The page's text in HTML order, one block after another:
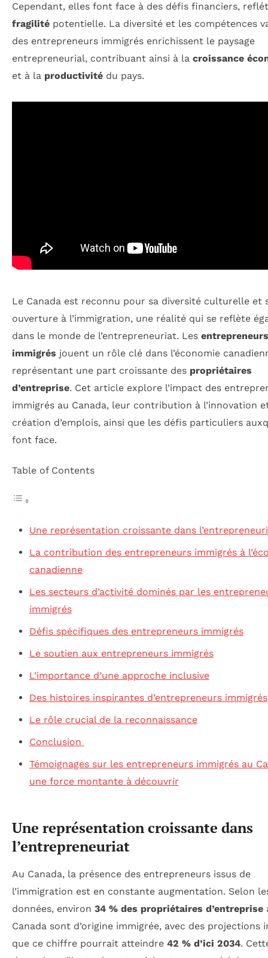
Cependant, elles font face à des défis financiers,
fragilité potentielle. La diversité et les compétences
des entrepreneurs immigrés enrichissent le paysage
entrepreneurial, contribuant ainsi à la croissance
et à la productivité du pays.
Le Canada est reconnu pour sa diversité culturelle et
ouverture à l’immigration, une réalité qui se reflète
dans le monde de l’entrepreneuriat. Les entrepreneurs
immigrés jouent un rôle clé dans l’économie
représentant une part croissante des propriétaires
d’entreprise. Cet article explore l’impact des
immigrés au Canada, leur contribution à l’innovation
création d’emplois, ainsi que les défis particuliers
font face.
Table of Contents
Une représentation croissante dans
La contribution des entrepreneurs immigrés à
canadienne
Les secteurs d’activité dominés par les
immigrés
Défis spécifiques des entrepreneurs immigrés
Le soutien aux entrepreneurs immigrés
L’importance d’une approche inclusive
Des histoires inspirantes d’entrepreneurs immigrés
Le rôle crucial de la reconnaissance
Conclusion
Témoignages sur les entrepreneurs immigrés au
une force montante à découvrir
Une représentation croissante dans
l’entrepreneuriat
Au Canada, la présence des entrepreneurs issus de
l’immigration est en constante augmentation. Selon
données, environ 34 % des propriétaires d’entreprise
Canada sont d’origine immigrée, avec des projections
que ce chiffre pourrait atteindre 42 % d’ici 2034.